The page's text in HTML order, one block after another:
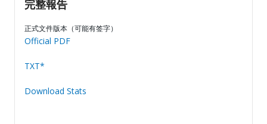
完整報告
正式文件版本（可能有签字）
Official PDF
TXT*
Download Stats